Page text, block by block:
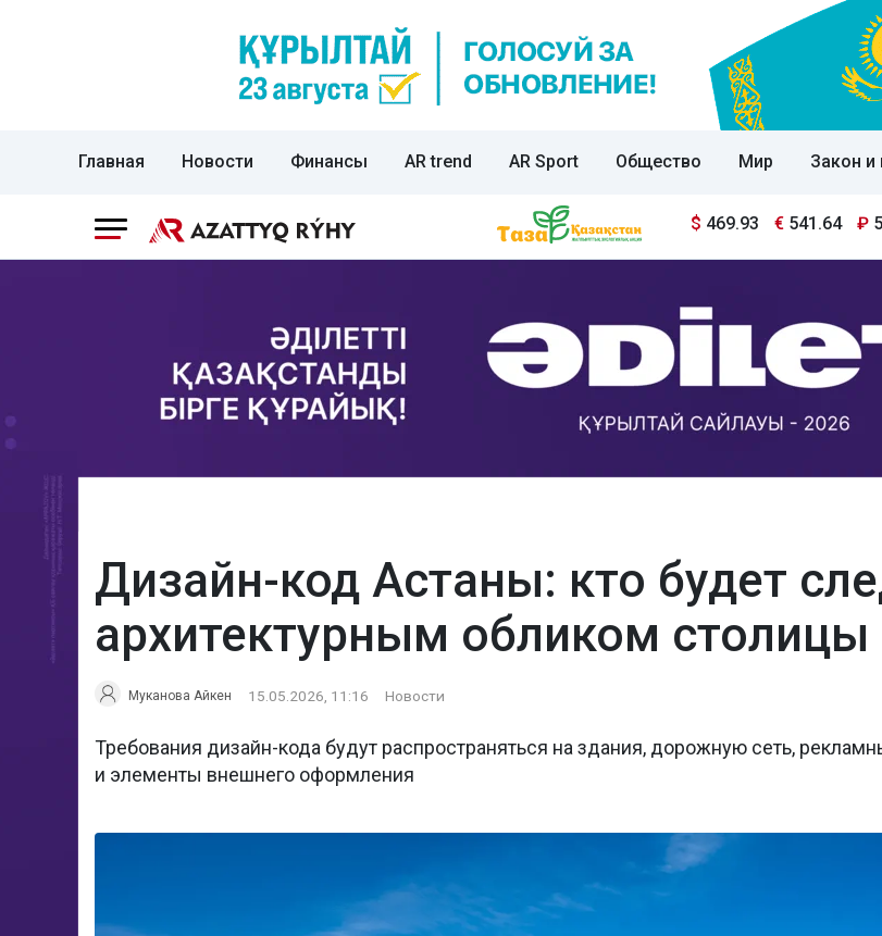
Главная Новости Финансы AR trend AR Sport Общество Мир Закон и
$ 469.93 € 541.64 ₽
Дизайн-код Астаны: кто будет
архитектурным обликом столицы
Муканова Айкен 15.05.2026, 11:16 Новости
Требования дизайн-кода будут распространяться на здания, дорожную сеть,
и элементы внешнего оформления